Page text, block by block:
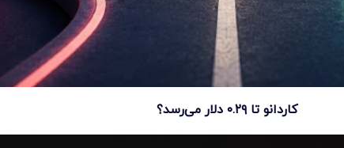
کاردانو تا ۰.۲۹ دلار می‌رسد؟